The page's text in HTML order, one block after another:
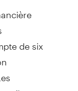
de six